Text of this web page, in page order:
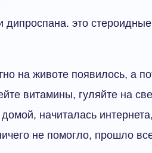
дипроспана. это
на животе появилось, а
витамины, гуляйте на
начиталась
не помогло, прошло